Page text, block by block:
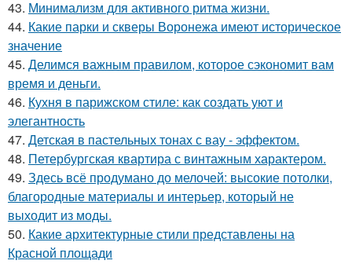
43. Минимализм для активного ритма жизни.
44. Какие парки и скверы Воронежа имеют историческое
значение
45. Делимся важным правилом, которое сэкономит вам
время и деньги.
46. Кухня в парижском стиле: как создать уют и
элегантность
47. Детская в пастельных тонах с вау - эффектом.
48. Петербургская квартира с винтажным характером.
49. Здесь всё продумано до мелочей: высокие потолки,
благородные материалы и интерьер, который не
выходит из моды.
50. Какие архитектурные стили представлены на
Красной площади